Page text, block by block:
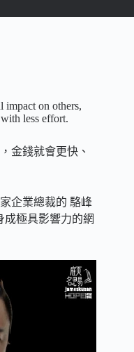
impact on others,
less effort.
金錢就會更快、
企業總裁的 駱峰
成極具影響力的網